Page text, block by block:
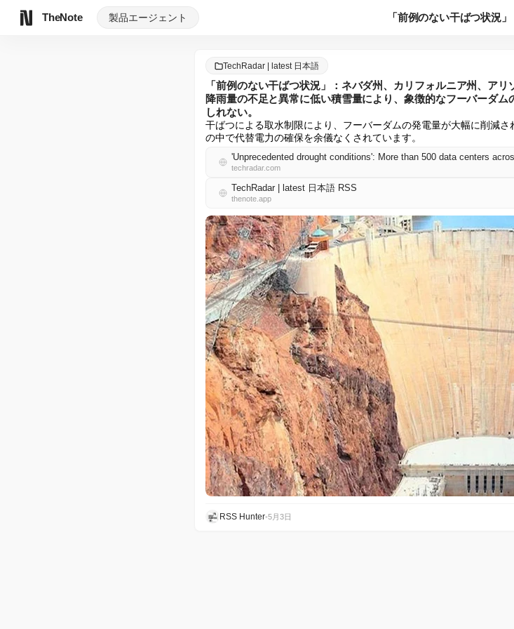
TheNote 製品エージェント
TechRadar | latest 日本語
「前例のない干ばつ状況」：ネバダ州、カリフォルニア州、ア
降雨量の不足と異常に低い積雪量により、象徴的なフーバーダ
しれない。
干ばつによる取水制限により、フーバーダムの発電量が大幅に削減
の中で代替電力の確保を余儀なくされています。
techradar.com
TechRadar | latest 日本語 RSS
thenote.app
RSS Hunter•5月3日